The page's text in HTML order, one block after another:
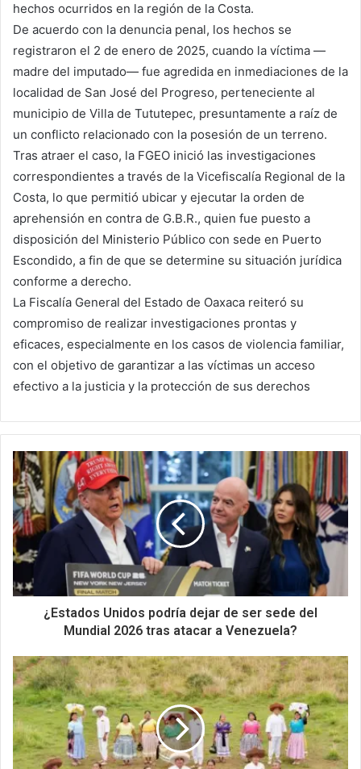
hechos ocurridos en la región de la Costa.
De acuerdo con la denuncia penal, los hechos se
registraron el 2 de enero de 2025, cuando la víctima —
madre del imputado— fue agredida en inmediaciones de la
localidad de San José del Progreso, perteneciente al
municipio de Villa de Tututepec, presuntamente a raíz de
un conflicto relacionado con la posesión de un terreno.
Tras atraer el caso, la FGEO inició las investigaciones
correspondientes a través de la Vicefiscalía Regional de la
Costa, lo que permitió ubicar y ejecutar la orden de
aprehensión en contra de G.B.R., quien fue puesto a
disposición del Ministerio Público con sede en Puerto
Escondido, a fin de que se determine su situación jurídica
conforme a derecho.
La Fiscalía General del Estado de Oaxaca reiteró su
compromiso de realizar investigaciones prontas y
eficaces, especialmente en los casos de violencia familiar,
con el objetivo de garantizar a las víctimas un acceso
efectivo a la justicia y la protección de sus derechos
¿Estados Unidos podría dejar de ser sede del
Mundial 2026 tras atacar a Venezuela?